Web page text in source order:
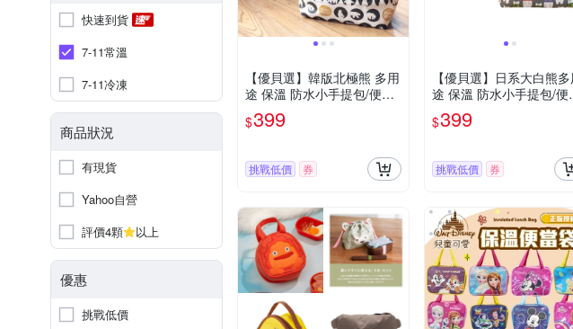
快速到貨
7-11常溫
7-11冷凍
商品狀況
有現貨
Yahoo自營
評價4顆
以上
優惠
挑戰低價
【優貝選】韓版北極熊 多用
途 保溫 防水小手提包/便當
袋/午餐提包(3色)
$399
挑戰低價 券
【優貝選】日系大白熊
途 保溫 防水小手提包/便
袋/午餐提包(2色)
$399
挑戰低價 券